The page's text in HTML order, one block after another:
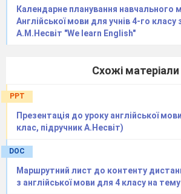
Календарне планування навчального
Англійської мови для учнів 4-го класу
А.М.Несвіт "We learn English"
Схожі матеріали
PPT
Презентація до уроку англійської
клас, підручник А.Несвіт)
DOC
Маршрутний лист до контенту
з англійської мови для 4 класу на